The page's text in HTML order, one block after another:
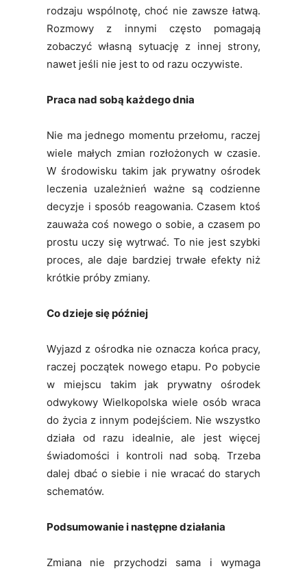
rodzaju wspólnotę, choć nie zawsze łatwą.
Rozmowy z innymi często pomagają
zobaczyć własną sytuację z innej strony,
nawet jeśli nie jest to od razu oczywiste.
Praca nad sobą każdego dnia
Nie ma jednego momentu przełomu, raczej
wiele małych zmian rozłożonych w czasie.
W środowisku takim jak prywatny ośrodek
leczenia uzależnień ważne są codzienne
decyzje i sposób reagowania. Czasem ktoś
zauważa coś nowego o sobie, a czasem po
prostu uczy się wytrwać. To nie jest szybki
proces, ale daje bardziej trwałe efekty niż
krótkie próby zmiany.
Co dzieje się później
Wyjazd z ośrodka nie oznacza końca pracy,
raczej początek nowego etapu. Po pobycie
w miejscu takim jak prywatny ośrodek
odwykowy Wielkopolska wiele osób wraca
do życia z innym podejściem. Nie wszystko
działa od razu idealnie, ale jest więcej
świadomości i kontroli nad sobą. Trzeba
dalej dbać o siebie i nie wracać do starych
schematów.
Podsumowanie i następne działania
Zmiana nie przychodzi sama i wymaga